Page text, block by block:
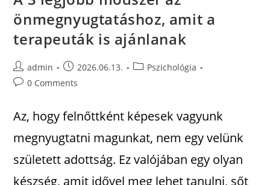
önmegnyugtatáshoz, amit a
terapeuták is ajánlanak
admin 2026.06.13.
Pszichológia
0 Comments
Az, hogy felnőttként képesek vagyunk
megnyugtatni magunkat, nem egy velünk
született adottság. Ez valójában egy olyan
készség, amit idővel meg lehet tanulni, sőt